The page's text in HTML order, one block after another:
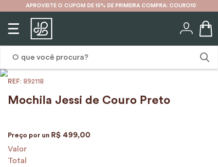
APROVEITE O CUPOM DE 10% DE PRIMEIRA COMPRA: COURO10
: 892118
Mochila Jessi de Couro Preto
Preço por un R$ 499,00
Valor
Total
mochila
5º